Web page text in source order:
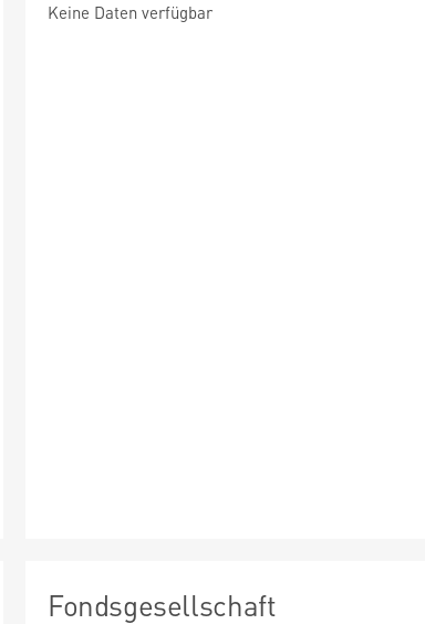
Keine Daten verfügbar
Fondsgesellschaft